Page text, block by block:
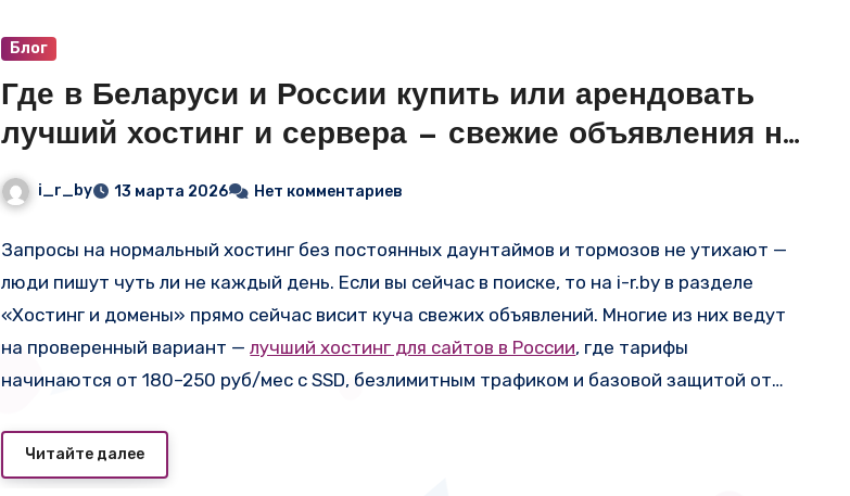
Блог
Где в Беларуси и России купить или арендовать
лучший хостинг и сервера — свежие объявления на
i-r.by
i_r_by 13 марта 2026 Нет комментариев
Запросы на нормальный хостинг без постоянных даунтаймов и тормозов не утихают —
люди пишут чуть ли не каждый день. Если вы сейчас в поиске, то на i-r.by в разделе
«Хостинг и домены» прямо сейчас висит куча свежих объявлений. Многие из них ведут
на проверенный вариант —лучший хостинг для сайтов в России, где тарифы
начинаются от 180–250 руб/мес с SSD, безлимитным трафиком и базовой защитой от
сам проверял комментарии под объявлением, народ пишет, что держит уже давно,
падений нет, поддержка отвечает быстро.
Читайте далее